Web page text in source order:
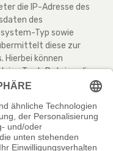
die IP-Adresse des
des
Typ sowie
diese zur
Hierbei können
Text-Dateien, die
werden.
auf Basis
gesetzt, wenn Sie
Ihre ausdrückliche